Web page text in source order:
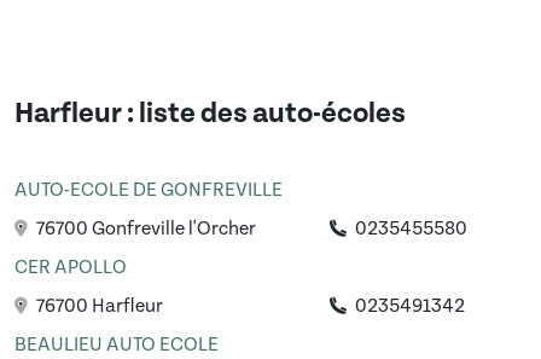
Harfleur: liste des auto-écoles
AUTO-ECOLE DE GONFREVILLE
76700 Gonfreville l'Orcher
0235455580
CER APOLLO
76700 Harfleur
0235491342
BEAULIEU AUTO ECOLE